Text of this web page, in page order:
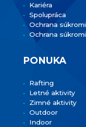
Kariéra
Spolupráca
Ochrana
Ochrana
PONUKA
Rafting
Letné aktivity
Zimné aktivity
Outdoor
Indoor